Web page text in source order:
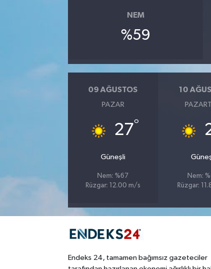
NEM
%59
09 AĞUSTOS
PAZAR
27°
Güneşli
Nem: %67
Rüzgar: 12.00 m/s
10
Nem:
Rüzgar:
Endeks 24, tamamen bağımsız gazeteciler